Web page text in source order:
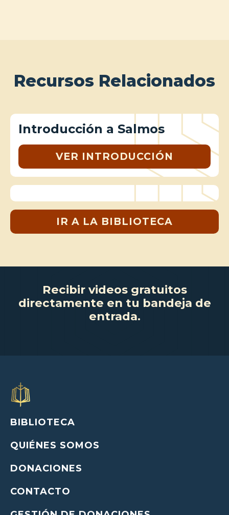
Recursos Relacionados
Introducción a Salmos
VER INTRODUCCIÓN
IR A LA BIBLIOTECA
Recibir videos gratuitos
directamente en tu bandeja de
entrada.
BIBLIOTECA
QUIÉNES SOMOS
DONACIONES
CONTACTO